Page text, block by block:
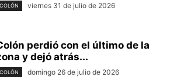
COLÓN viernes 31 de julio de 2026
perdió con el último de la
y dejó atrás...
COLÓN domingo 26 de julio de 2026